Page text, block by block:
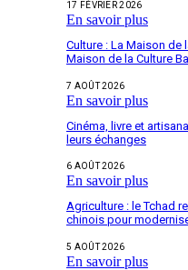
17 FÉVRIER 2026
En savoir plus
Culture : La Maison de
Maison de la Culture
7 AOÛT 2026
En savoir plus
Cinéma, livre et
leurs échanges
6 AOÛT 2026
En savoir plus
Agriculture : le Tchad
chinois pour
5 AOÛT 2026
En savoir plus